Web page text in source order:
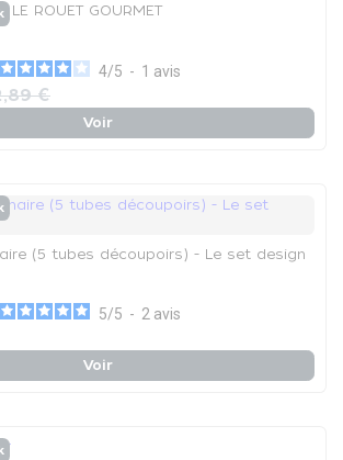
LE ROUET GOURMET
4/5 - 1 avis
€
Voir
(5 tubes découpoirs) - Le set design
5/5 - 2 avis
Voir